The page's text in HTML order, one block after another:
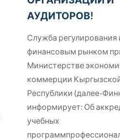
АУДИТОРОВ!
Служба регулирования
финансовым рынком
Министерстве
коммерции
Республики (далее-
информирует: Об
учебных